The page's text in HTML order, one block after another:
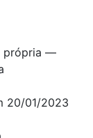
própria —
20/01/2023